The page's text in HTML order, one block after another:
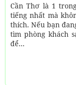
Cần Thơ là 1
tiếng nhất mà
thích. Nếu bạn
tìm phòng khách
để...